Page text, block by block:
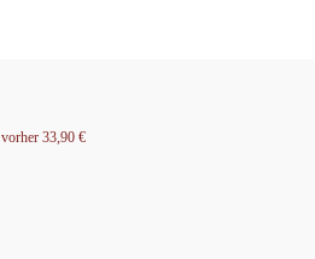
vorher 33,90 €